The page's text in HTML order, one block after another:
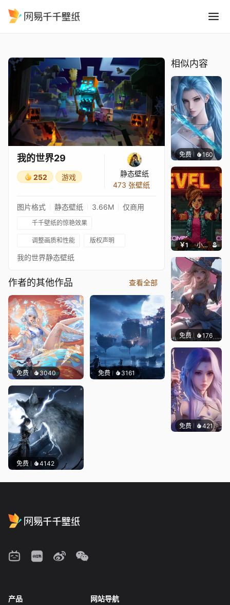
我的世界29
252 游戏
静态壁纸
473 张壁纸
图片格式 静态壁纸 3.66M 仅商用
千千壁纸的惊艳效果
调整画质和性能 版权声明
我的世界静态壁纸
作者的其他作品 查看全部
免费 3040 免费 3161
免费 4142
相似内容
免费 160好看
￥1 小鹿子
免费 176｡
免费 421好看
产品 网站导航